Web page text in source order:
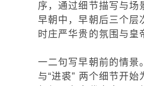
序，通过细节描写与场
早朝中，早朝后三个层
时庄严华贵的氛围与皇
一二句写早朝前的情景
与“进裘” 两个细节开